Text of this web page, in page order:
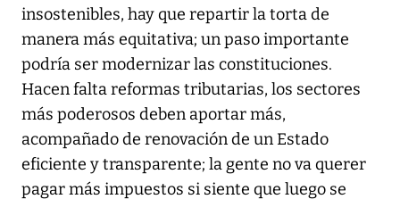
insostenibles, hay que repartir la torta de
manera más equitativa; un paso importante
podría ser modernizar las constituciones.
Hacen falta reformas tributarias, los sectores
más poderosos deben aportar más,
acompañado de renovación de un Estado
eficiente y transparente; la gente no va querer
pagar más impuestos si siente que luego se